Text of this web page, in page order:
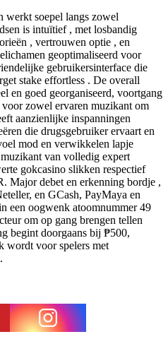
werkt soepel langs zowel
is intuïtief , met losbandig
, vertrouwen optie , en
geoptimaliseerd voor
gebruikersinterface die
stake effortless . De overall
en goed georganiseerd, voortgang
zowel ervaren muzikant om
aanzienlijke inspanningen
die drugsgebruiker ervaart en
mod en verwikkelen lapje
van volledig expert
gokcasino slikken respectief
Major debet en erkenning bordje ,
en GCash, PayMaya en
een oogwenk atoomnummer 49
om op gang brengen tellen
begint doorgaans bij ₱500,
wordt voor spelers met